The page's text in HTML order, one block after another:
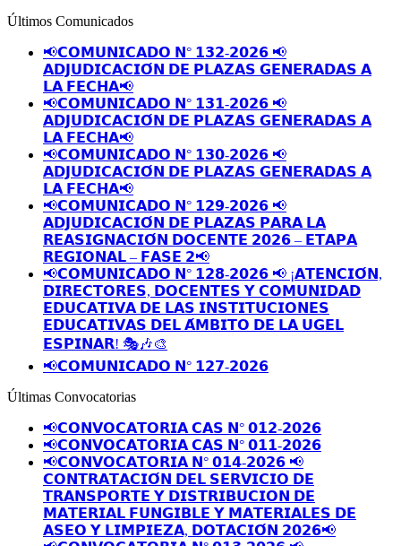
Últimos Comunicados
📢𝗖𝗢𝗠𝗨𝗡𝗜𝗖𝗔𝗗𝗢 𝗡° 𝟭𝟯𝟮-𝟮𝟬𝟮𝟲 📢
𝗔𝗗𝗝𝗨𝗗𝗜𝗖𝗔𝗖𝗜𝗢́𝗡 𝗗𝗘 𝗣𝗟𝗔𝗭𝗔𝗦 𝗚𝗘𝗡𝗘𝗥𝗔𝗗𝗔𝗦 𝗔
𝗟𝗔 𝗙𝗘𝗖𝗛𝗔📢
📢𝗖𝗢𝗠𝗨𝗡𝗜𝗖𝗔𝗗𝗢 𝗡° 𝟭𝟯𝟭-𝟮𝟬𝟮𝟲 📢
𝗔𝗗𝗝𝗨𝗗𝗜𝗖𝗔𝗖𝗜𝗢́𝗡 𝗗𝗘 𝗣𝗟𝗔𝗭𝗔𝗦 𝗚𝗘𝗡𝗘𝗥𝗔𝗗𝗔𝗦 𝗔
𝗟𝗔 𝗙𝗘𝗖𝗛𝗔📢
📢𝗖𝗢𝗠𝗨𝗡𝗜𝗖𝗔𝗗𝗢 𝗡° 𝟭𝟯𝟬-𝟮𝟬𝟮𝟲 📢
𝗔𝗗𝗝𝗨𝗗𝗜𝗖𝗔𝗖𝗜𝗢́𝗡 𝗗𝗘 𝗣𝗟𝗔𝗭𝗔𝗦 𝗚𝗘𝗡𝗘𝗥𝗔𝗗𝗔𝗦 𝗔
𝗟𝗔 𝗙𝗘𝗖𝗛𝗔📢
📢𝗖𝗢𝗠𝗨𝗡𝗜𝗖𝗔𝗗𝗢 𝗡° 𝟭𝟮𝟵-𝟮𝟬𝟮𝟲 📢
𝗔𝗗𝗝𝗨𝗗𝗜𝗖𝗔𝗖𝗜𝗢́𝗡 𝗗𝗘 𝗣𝗟𝗔𝗭𝗔𝗦 𝗣𝗔𝗥𝗔 𝗟𝗔
𝗥𝗘𝗔𝗦𝗜𝗚𝗡𝗔𝗖𝗜𝗢́𝗡 𝗗𝗢𝗖𝗘𝗡𝗧𝗘 𝟮𝟬𝟮𝟲 – 𝗘𝗧𝗔𝗣𝗔
𝗥𝗘𝗚𝗜𝗢𝗡𝗔𝗟 – 𝗙𝗔𝗦𝗘 𝟮📢
📢𝗖𝗢𝗠𝗨𝗡𝗜𝗖𝗔𝗗𝗢 𝗡° 𝟭𝟮𝟴-𝟮𝟬𝟮𝟲 📢 ¡𝗔𝗧𝗘𝗡𝗖𝗜𝗢́𝗡,
𝗗𝗜𝗥𝗘𝗖𝗧𝗢𝗥𝗘𝗦, 𝗗𝗢𝗖𝗘𝗡𝗧𝗘𝗦 𝗬 𝗖𝗢𝗠𝗨𝗡𝗜𝗗𝗔𝗗
𝗘𝗗𝗨𝗖𝗔𝗧𝗜𝗩𝗔 𝗗𝗘 𝗟𝗔𝗦 𝗜𝗡𝗦𝗧𝗜𝗧𝗨𝗖𝗜𝗢𝗡𝗘𝗦
𝗘𝗗𝗨𝗖𝗔𝗧𝗜𝗩𝗔𝗦 𝗗𝗘𝗟 𝗔́𝗠𝗕𝗜𝗧𝗢 𝗗𝗘 𝗟𝗔 𝗨𝗚𝗘𝗟
𝗘𝗦𝗣𝗜𝗡𝗔𝗥! 🎭🎶🎨
📢𝗖𝗢𝗠𝗨𝗡𝗜𝗖𝗔𝗗𝗢 𝗡° 𝟭𝟮𝟳-𝟮𝟬𝟮𝟲
Últimas Convocatorias
📢𝗖𝗢𝗡𝗩𝗢𝗖𝗔𝗧𝗢𝗥𝗜𝗔 𝗖𝗔𝗦 𝗡° 𝟬𝟭𝟮-𝟮𝟬𝟮𝟲
📢𝗖𝗢𝗡𝗩𝗢𝗖𝗔𝗧𝗢𝗥𝗜𝗔 𝗖𝗔𝗦 𝗡° 𝟬𝟭𝟭-𝟮𝟬𝟮𝟲
📢𝗖𝗢𝗡𝗩𝗢𝗖𝗔𝗧𝗢𝗥𝗜𝗔 𝗡° 𝟬𝟭𝟰-𝟮𝟬𝟮𝟲 📢
𝗖𝗢𝗡𝗧𝗥𝗔𝗧𝗔𝗖𝗜𝗢́𝗡 𝗗𝗘𝗟 𝗦𝗘𝗥𝗩𝗜𝗖𝗜𝗢 𝗗𝗘
𝗧𝗥𝗔𝗡𝗦𝗣𝗢𝗥𝗧𝗘 𝗬 𝗗𝗜𝗦𝗧𝗥𝗜𝗕𝗨𝗖𝗜𝗢𝗡 𝗗𝗘
𝗠𝗔𝗧𝗘𝗥𝗜𝗔𝗟 𝗙𝗨𝗡𝗚𝗜𝗕𝗟𝗘 𝗬 𝗠𝗔𝗧𝗘𝗥𝗜𝗔𝗟𝗘𝗦 𝗗𝗘
𝗔𝗦𝗘𝗢 𝗬 𝗟𝗜𝗠𝗣𝗜𝗘𝗭𝗔, 𝗗𝗢𝗧𝗔𝗖𝗜𝗢́𝗡 𝟮𝟬𝟮𝟲📢